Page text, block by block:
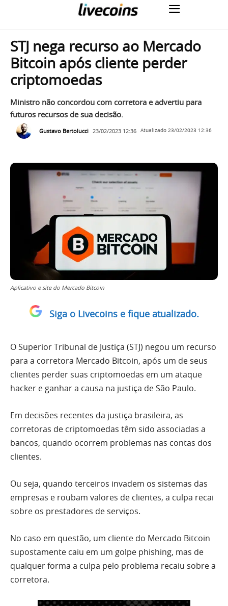
STJ nega recurso ao Mercado
Bitcoin após cliente perder
criptomoedas
Ministro não concordou com corretora e advertiu para
futuros recursos de sua decisão.
Gustavo Bertolucci 23/02/2023 12:36 Atualizado 23/02/2023 12:36
Aplicativo e site do Mercado Bitcoin
Siga o Livecoins e fique atualizado.
O Superior Tribunal de Justiça (STJ) negou um recurso
para a corretora Mercado Bitcoin, após um de seus
clientes perder suas criptomoedas em um ataque
hacker e ganhar a causa na justiça de São Paulo.
Em decisões recentes da justiça brasileira, as
corretoras de criptomoedas têm sido associadas a
bancos, quando ocorrem problemas nas contas dos
clientes.
Ou seja, quando terceiros invadem os sistemas das
empresas e roubam valores de clientes, a culpa recai
sobre os prestadores de serviços.
No caso em questão, um cliente do Mercado Bitcoin
supostamente caiu em um golpe phishing, mas de
qualquer forma a culpa pelo problema recaiu sobre a
corretora.